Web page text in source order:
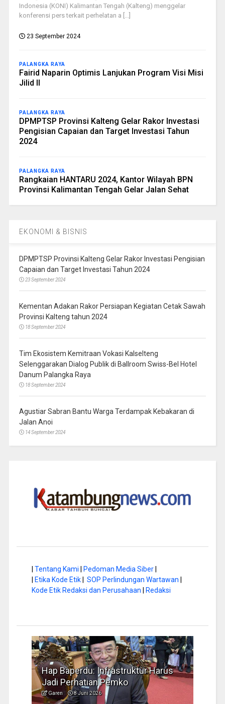
Indonesia (KONI) Kalimantan Tengah (Kalteng) menggelar
konferensi pers terkait perhelatan a [...]
23 September 2024
PALANGKA RAYA
Fairid Naparin Optimis Lanjukan Program Visi Misi
Jilid II
PALANGKA RAYA
DPMPTSP Provinsi Kalteng Gelar Rakor Investasi
Pengisian Capaian dan Target Investasi Tahun
2024
PALANGKA RAYA
Rangkaian HANTARU 2024, Kantor Wilayah BPN
Provinsi Kalimantan Tengah Gelar Jalan Sehat
EKONOMI & BISNIS
DPMPTSP Provinsi Kalteng Gelar Rakor Investasi Pengisian
Capaian dan Target Investasi Tahun 2024
23 September 2024
Kementan Adakan Rakor Persiapan Kegiatan Cetak Sawah
Provinsi Kalteng tahun 2024
18 September 2024
Tim Ekosistem Kemitraan Vokasi Kalselteng
Selenggarakan Dialog Publik di Ballroom Swiss-Bel Hotel
Danum Palangka Raya
18 September 2024
Agustiar Sabran Bantu Warga Terdampak Kebakaran di
Jalan Anoi
14 September 2024
| Tentang Kami | Pedoman Media Siber|
| Etika Kode Etik| SOP Perlindungan Wartawan |
Kode Etik Redaksi dan Perusahaan | Redaksi
Musim Kemarau, DPRD Dorong
Pengelolaan Sampah yang Aman
Garen 6 Juni 2026